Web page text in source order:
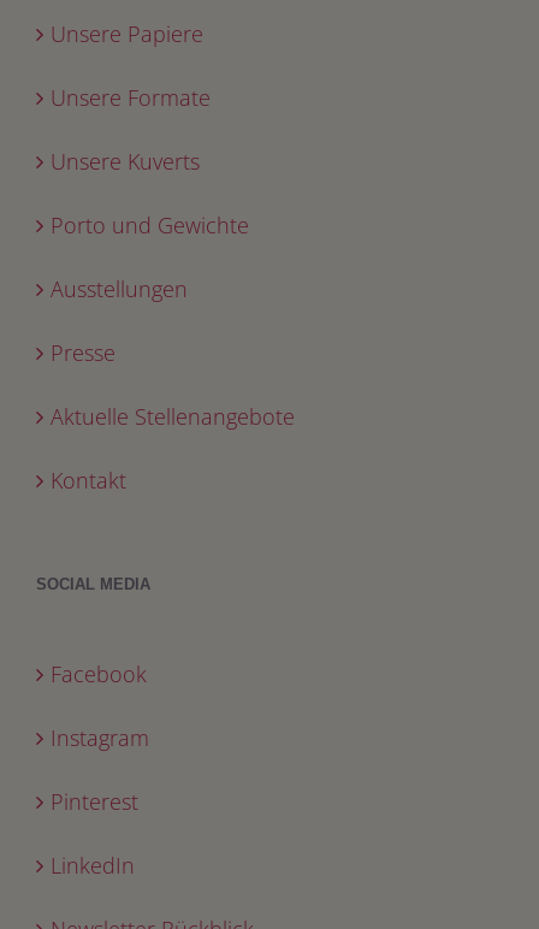
Unsere Papiere
Unsere Formate
Unsere Kuverts
Porto und Gewichte
Ausstellungen
Presse
Aktuelle Stellenangebote
Kontakt
SOCIAL MEDIA
Facebook
Instagram
Pinterest
LinkedIn